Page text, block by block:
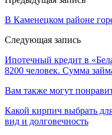
В Каменецком районе
Следующая запись
Ипотечный кредит в
8200 человек. Сумма
Вам также могут
Какой кирпич выбрать
вид и долговечность